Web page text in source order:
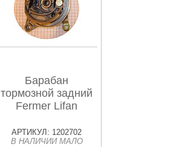
Барабан
тормозной задний
Fermer Lifan
АРТИКУЛ: 1202702
В НАЛИЧИИ МАЛО